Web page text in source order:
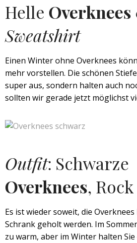
Helle Overknees
Sweatshirt
Einen Winter ohne Overknees
mehr vorstellen. Die schönen
super aus, sondern halten auch
sollten wir gerade jetzt möglichst
Outfit: Schwarze
Overknees,
Es ist wieder soweit, die
Schrank geholt werden. Im
zu warm, aber im Winter halten